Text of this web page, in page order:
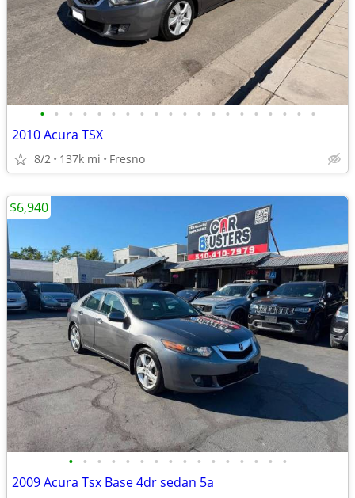
• • • • • • • • • • • • • • • • • • • •
2010 Acura TSX
8/2 137k mi Fresno
• • • • • • • • • • • • • • • •
2009 Acura Tsx Base 4dr sedan 5a
$6,940